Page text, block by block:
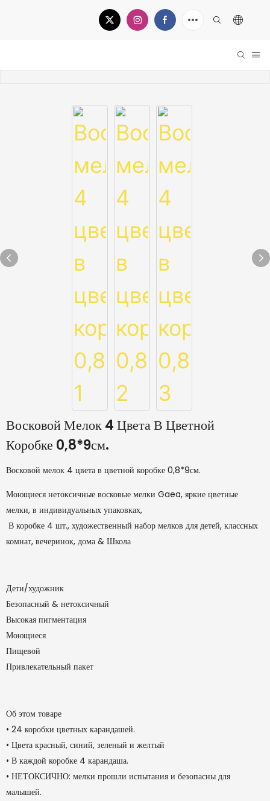
Восковой Мелок 4 Цвета В Цветной
Коробке 0,8*9см.
Восковой мелок 4 цвета в цветной коробке 0,8*9см.
Моющиеся нетоксичные восковые мелки Gaea, яркие цветные
мелки, в индивидуальных упаковках,
В коробке 4 шт., художественный набор мелков для детей, классных
комнат, вечеринок, дома & Школа
Дети/художник
Безопасный & нетоксичный
Высокая пигментация
Моющиеся
Пищевой
Привлекательный пакет
Об этом товаре
• 24 коробки цветных карандашей.
• Цвета красный, синий, зеленый и желтый
• В каждой коробке 4 карандаша.
• НЕТОКСИЧНО: мелки прошли испытания и безопасны для
малышей.